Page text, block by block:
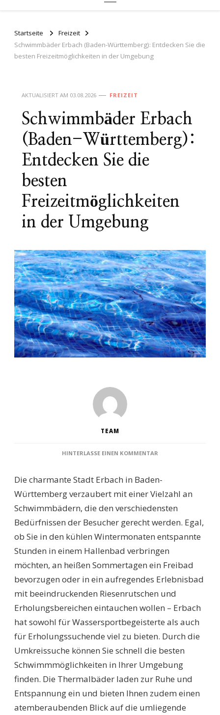
Startseite
Freizeit
Schwimmbäder Erbach (Baden-Württemberg): Entdecken Sie die
besten Freizeitmöglichkeiten in der Umgebung
AKTUALISIERT AM 03.08.2026 FREIZEIT
Schwimmbäder Erbach
(Baden-Württemberg):
Entdecken Sie die
besten
Freizeitmöglichkeiten
in der Umgebung
TEAM
HINTERLASSE EINEN KOMMENTAR
(BADEN-
WÜRTTEMBERG):
ENTDECKEN
SIE
BESTEN
DER
UMGEBUNG
Die charmante Stadt Erbach in Baden-
Württemberg verzaubert mit einer Vielzahl an
Schwimmbädern, die den verschiedensten
Bedürfnissen der Besucher gerecht werden. Egal,
ob Sie in den kühlen Wintermonaten entspannte
Stunden in einem Hallenbad verbringen
möchten, an heißen Sommertagen ein Freibad
bevorzugen oder in ein aufregendes Erlebnisbad
mit beeindruckenden Riesenrutschen und
Erholungsbereichen eintauchen wollen – Erbach
hat sowohl für Wassersportbegeisterte als auch
für Erholungssuchende viel zu bieten. Durch die
Umkreissuche können Sie schnell die besten
Schwimmmöglichkeiten in Ihrer Umgebung
finden. Die Thermalbäder laden zur Ruhe und
Entspannung ein und bieten Ihnen zudem einen
atemberaubenden Blick auf die umliegende